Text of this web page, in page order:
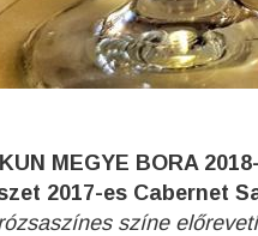
MEGYE BORA
2017-es Cabernet
színe